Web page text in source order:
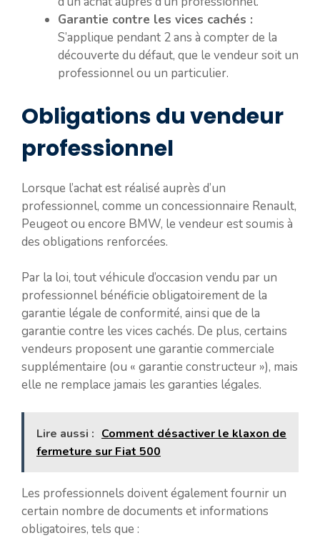
Garantie contre les vices cachés :
S’applique pendant 2 ans à compter de la
découverte du défaut, que le vendeur soit un
professionnel ou un particulier.
Obligations du vendeur
professionnel
Lorsque l’achat est réalisé auprès d’un
professionnel, comme un concessionnaire Renault,
Peugeot ou encore BMW, le vendeur est soumis à
des obligations renforcées.
Par la loi, tout véhicule d’occasion vendu par un
professionnel bénéficie obligatoirement de la
garantie légale de conformité, ainsi que de la
garantie contre les vices cachés. De plus, certains
vendeurs proposent une garantie commerciale
supplémentaire (ou « garantie constructeur »), mais
elle ne remplace jamais les garanties légales.
Lire aussi : Comment désactiver le klaxon de
fermeture sur Fiat 500
Les professionnels doivent également fournir un
certain nombre de documents et informations
obligatoires, tels que :